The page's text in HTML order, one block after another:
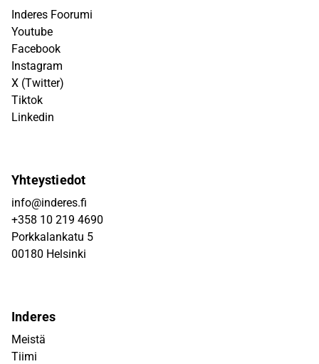
Inderes Foorumi
Youtube
Facebook
Instagram
X (Twitter)
Tiktok
Linkedin
Yhteystiedot
info@inderes.fi
+358 10 219 4690
Porkkalankatu 5
00180 Helsinki
Inderes
Meistä
Tiimi